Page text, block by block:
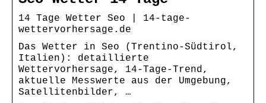
14 Tage Wetter Seo | 14-tage-
wettervorhersage.de
Das Wetter in Seo (Trentino-Südtirol,
Italien): detaillierte
Wettervorhersage, 14-Tage-Trend,
aktuelle Messwerte aus der Umgebung,
Satellitenbilder, …